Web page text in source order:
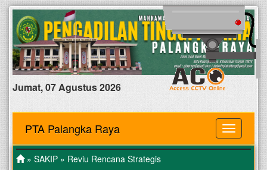
Jumat, 07 Agustus 2026
MENU
PTA Palangka Raya
» SAKIP » Reviu Rencana Strategis